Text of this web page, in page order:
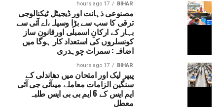
BIHAR
17 hours ago
مصنوعی ذہانت اور ڈیجیٹل ٹیکنالوجی
ترقی کا سب سے بڑا وسیلہ،اے آئی سے
بہار کے ارکانِ اسمبلی اورقانون ساز
کونسلروں کی استعداد کار ہوگا میں
اضافہ: سمراٹ چوہدری
BIHAR
17 hours ago
پیپر لیک اور امتحان میں دھاندلی کے
سنگین الزامات معاملے میںآئی جی آئی
ایم ایس کے 6 ایم بی بی ایس طلبہ
معطل